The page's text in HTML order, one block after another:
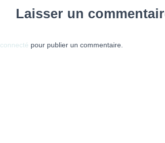
Laisser un
connecté pour publier un commentaire.